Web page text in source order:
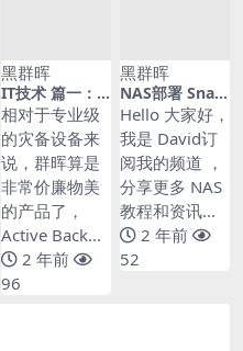
黑群晖
IT技术 篇一：
群晖备份的物理
机竟然能恢复成
虚拟机，直接启
动，你能想像
吗？
相对于专业级
的灾备设备来
说，群晖算是
非常价廉物美
的产品了，
Active Back...
2 年前
96
黑群晖
NAS部署 Snap
drop，让文件
传输变得如此简
单
Hello 大家好，
我是 David订
阅我的频道 ，
分享更多 NAS
教程和资讯...
2 年前
52